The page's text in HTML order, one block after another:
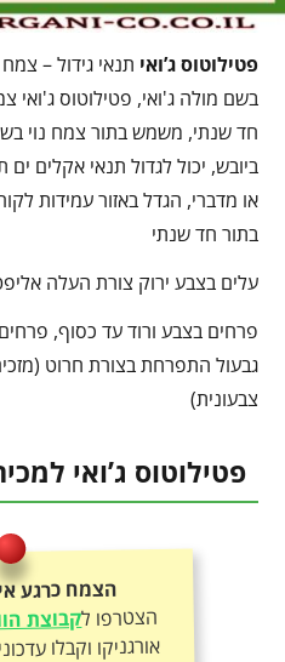
פטילוטוס ג’ואי תנאי גידול –
בשם מולה ג'ואי, פטילוטוס ג'ואי
חד שנתי, משמש בתור צמח נוי
ביובש, יכול לגדול תנאי אקלים ים
בתור חד שנתי
עלים בצבע ירוק צורת העלה
פרחים בצבע ורוד עד כסוף,
גבעול התפרחת בצורת חרוט
צבעונית)
פטילוטוס ג’ואי
הצמח כרגע
הצטרפו לקבוצת